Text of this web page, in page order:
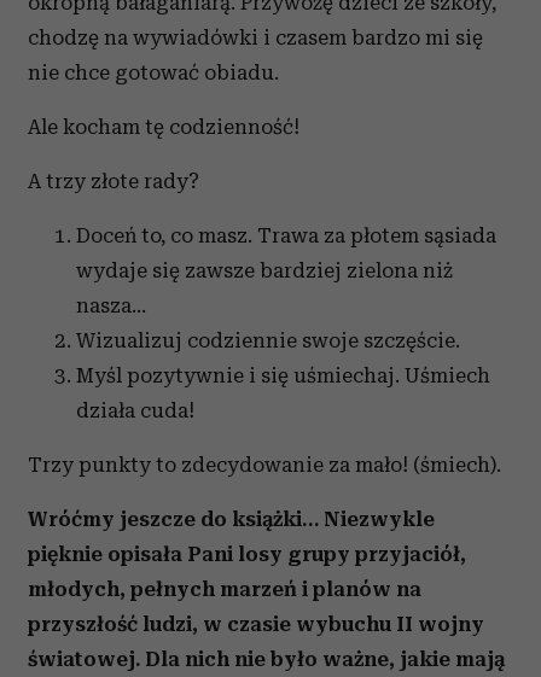
chodzę na wywiadówki i czasem bardzo mi się
nie chce gotować obiadu.
Ale kocham tę codzienność!
A trzy złote rady?
Doceń to, co masz. Trawa za płotem sąsiada
wydaje się zawsze bardziej zielona niż
nasza…
Wizualizuj codziennie swoje szczęście.
Myśl pozytywnie i się uśmiechaj. Uśmiech
działa cuda!
Trzy punkty to zdecydowanie za mało! (śmiech).
Wróćmy jeszcze do książki… Niezwykle
pięknie opisała Pani losy grupy przyjaciół,
młodych, pełnych marzeń i planów na
przyszłość ludzi, w czasie wybuchu II wojny
światowej. Dla nich nie było ważne, jakie mają